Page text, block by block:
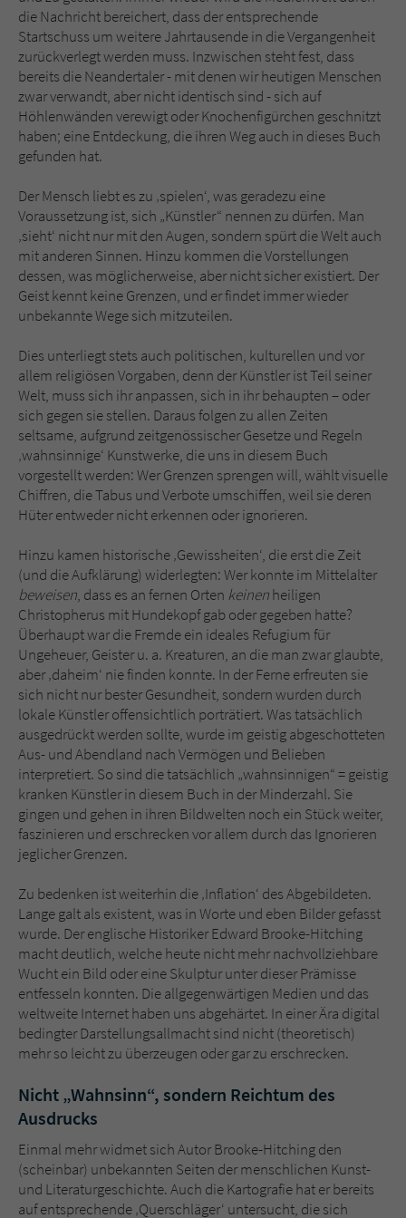
die Nachricht bereichert, dass der entsprechende
Startschuss um weitere Jahrtausende in die Vergangenheit
zurückverlegt werden muss. Inzwischen steht fest, dass
bereits die Neandertaler - mit denen wir heutigen Menschen
zwar verwandt, aber nicht identisch sind - sich auf
Höhlenwänden verewigt oder Knochenfigürchen geschnitzt
haben; eine Entdeckung, die ihren Weg auch in dieses Buch
gefunden hat.
Der Mensch liebt es zu ‚spielen‘, was geradezu eine
Voraussetzung ist, sich „Künstler“ nennen zu dürfen. Man
‚sieht‘ nicht nur mit den Augen, sondern spürt die Welt auch
mit anderen Sinnen. Hinzu kommen die Vorstellungen
dessen, was möglicherweise, aber nicht sicher existiert. Der
Geist kennt keine Grenzen, und er findet immer wieder
unbekannte Wege sich mitzuteilen.
Dies unterliegt stets auch politischen, kulturellen und vor
allem religiösen Vorgaben, denn der Künstler ist Teil seiner
Welt, muss sich ihr anpassen, sich in ihr behaupten – oder
sich gegen sie stellen. Daraus folgen zu allen Zeiten
seltsame, aufgrund zeitgenössischer Gesetze und Regeln
‚wahnsinnige‘ Kunstwerke, die uns in diesem Buch
vorgestellt werden: Wer Grenzen sprengen will, wählt visuelle
Chiffren, die Tabus und Verbote umschiffen, weil sie deren
Hüter entweder nicht erkennen oder ignorieren.
Hinzu kamen historische ‚Gewissheiten‘, die erst die Zeit
(und die Aufklärung) widerlegten: Wer konnte im Mittelalter
beweisen, dass es an fernen Orten keinenheiligen
Christopherus mit Hundekopf gab oder gegeben hatte?
Überhaupt war die Fremde ein ideales Refugium für
Ungeheuer, Geister u. a. Kreaturen, an die man zwar glaubte,
aber ‚daheim‘ nie finden konnte. In der Ferne erfreuten sie
sich nicht nur bester Gesundheit, sondern wurden durch
lokale Künstler offensichtlich porträtiert. Was tatsächlich
ausgedrückt werden sollte, wurde im geistig abgeschotteten
Aus- und Abendland nach Vermögen und Belieben
interpretiert. So sind die tatsächlich „wahnsinnigen“ = geistig
kranken Künstler in diesem Buch in der Minderzahl. Sie
gingen und gehen in ihren Bildwelten noch ein Stück weiter,
faszinieren und erschrecken vor allem durch das Ignorieren
jeglicher Grenzen.
Zu bedenken ist weiterhin die ‚Inflation‘ des Abgebildeten.
Lange galt als existent, was in Worte und eben Bilder gefasst
wurde. Der englische Historiker Edward Brooke-Hitching
macht deutlich, welche heute nicht mehr nachvollziehbare
Wucht ein Bild oder eine Skulptur unter dieser Prämisse
entfesseln konnten. Die allgegenwärtigen Medien und das
weltweite Internet haben uns abgehärtet. In einer Ära digital
bedingter Darstellungsallmacht sind nicht (theoretisch)
mehr so leicht zu überzeugen oder gar zu erschrecken.
Nicht „Wahnsinn“, sondern Reichtum des
Ausdrucks
Einmal mehr widmet sich Autor Brooke-Hitching den
(scheinbar) unbekannten Seiten der menschlichen Kunst-
und Literaturgeschichte. Auch die Kartografie hat er bereits
auf entsprechende ‚Querschläger‘ untersucht, die sich
Sicherheitscode des Kontaktformulars zu
überprüfen.